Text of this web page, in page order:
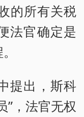
的所有关税
法官确定是
出，斯科
”，法官无权